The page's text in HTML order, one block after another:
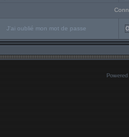
J'ai oublié mon mot de passe